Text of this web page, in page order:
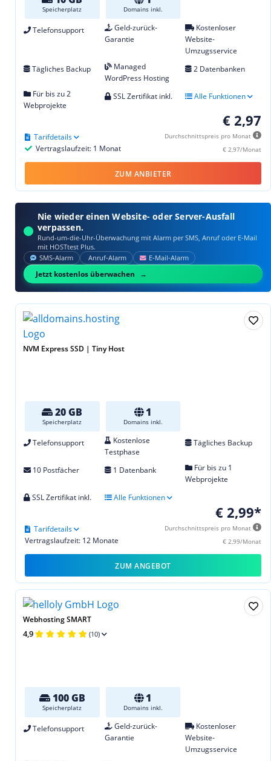
Speicherplatz Domains inkl.
Telefonsupport
Geld-zurück-
Garantie
Kostenloser
Website-
Umzugsservice
Tägliches Backup
Managed
WordPress Hosting
2 Datenbanken
Für bis zu 2
Webprojekte
SSL Zertifikat inkl. Alle Funktionen
€ 2,97
Durchschnittspreis pro Monat
€ 2,97/Monat
Vertragslaufzeit: 1 Monat
Tarifdetails
ZUM ANBIETER
Nie wieder einen Website- oder Server-Ausfall
verpassen.
Rund-um-die-Uhr-Überwachung mit Alarm per SMS, Anruf oder E‑Mail
mit HOSTtest Plus.
SMS‑Alarm Anruf‑Alarm E‑Mail‑Alarm
Jetzt kostenlos überwachen
NVM Express SSD | Tiny Host
20 GB
Speicherplatz
1
Domains inkl.
Telefonsupport
Kostenlose
Testphase
Tägliches Backup
10 Postfächer 1 Datenbank
Für bis zu 1
Webprojekte
SSL Zertifikat inkl.
Alle Funktionen
€ 2,99*
Durchschnittspreis pro Monat
€ 2,99/Monat
Vertragslaufzeit: 12 Monate
Tarifdetails
ZUM ANGEBOT
Webhosting SMART
4,9 (10)
100 GB
Speicherplatz
1
Domains inkl.
Telefonsupport
Geld-zurück-
Garantie
Kostenloser
Website-
Umzugsservice